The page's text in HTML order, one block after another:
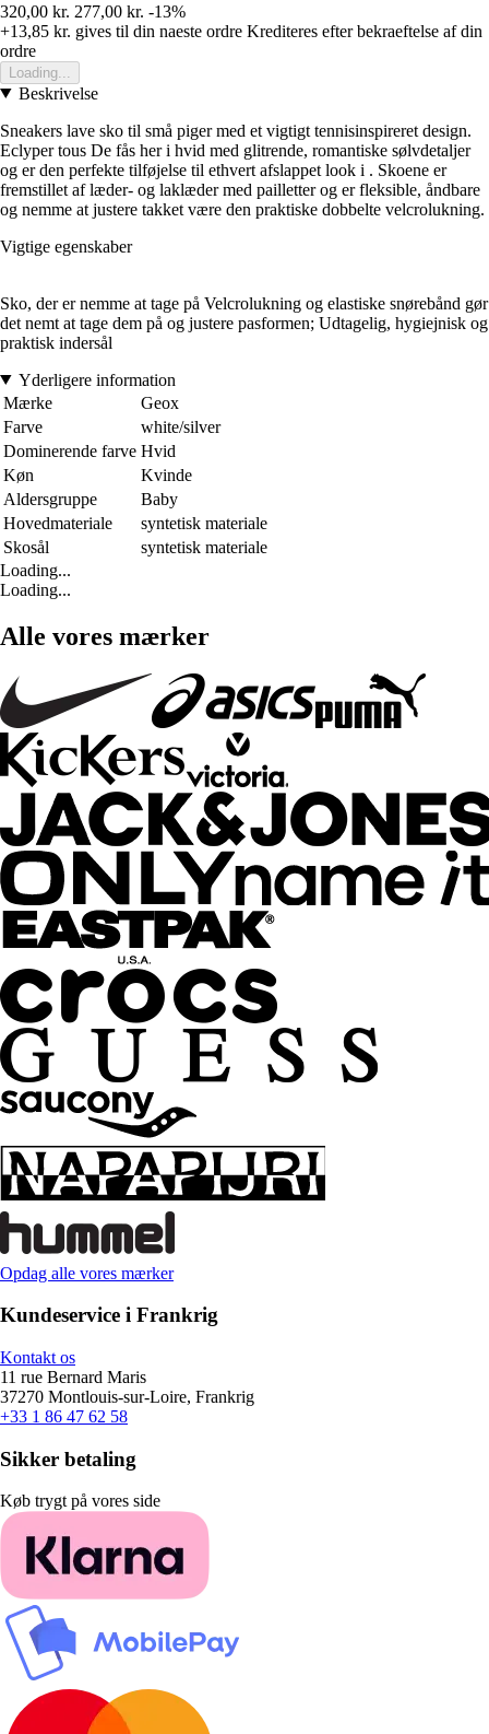
320,00 kr. 277,00 kr. -13%
+13,85 kr. gives til din naeste ordre Krediteres efter bekraeftelse af din
ordre
Loading...
Beskrivelse
Sneakers lave sko til små piger med et vigtigt tennisinspireret design.
Eclyper tous De fås her i hvid med glitrende, romantiske sølvdetaljer
og er den perfekte tilføjelse til ethvert afslappet look i . Skoene er
fremstillet af læder- og laklæder med pailletter og er fleksible, åndbare
og nemme at justere takket være den praktiske dobbelte velcrolukning.
Vigtige egenskaber
Sko, der er nemme at tage på Velcrolukning og elastiske snørebånd gør
det nemt at tage dem på og justere pasformen; Udtagelig, hygiejnisk og
praktisk indersål
Yderligere information
Mærke
Geox
Farve
white/silver
Dominerende farve Hvid
Køn
Kvinde
Aldersgruppe
Baby
Hovedmateriale
syntetisk materiale
Skosål
syntetisk materiale
Loading...
Loading...
Alle vores mærker
Opdag alle vores mærker
Kundeservice i Frankrig
Kontakt os
11 rue Bernard Maris
37270 Montlouis-sur-Loire, Frankrig
+33 1 86 47 62 58
Sikker betaling
Køb trygt på vores side